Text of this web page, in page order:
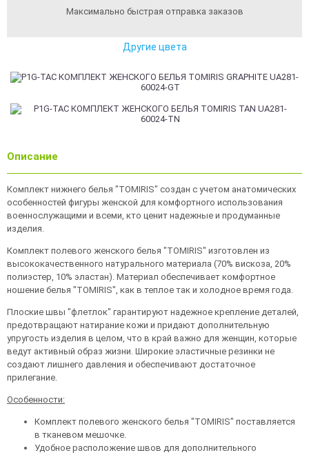
Максимально быстрая отправка заказов
Другие цвета
Описание
Комплект нижнего белья "TOMIRIS" создан с учетом анатомических
особенностей фигуры женской для комфортного использования
военнослужащими и всеми, кто ценит надежные и продуманные
изделия.
Комплект полевого женского белья "TOMIRIS" изготовлен из
высококачественного натурального материала (70% вискоза, 20%
полиэстер, 10% эластан). Материал обеспечивает комфортное
ношение белья "TOMIRIS", как в теплое так и холодное время года.
Плоские швы "флетлок" гарантируют надежное крепление деталей,
предотвращают натирание кожи и придают дополнительную
упругость изделия в целом, что в край важно для женщин, которые
ведут активный образ жизни. Широкие эластичные резинки не
создают лишнего давления и обеспечивают достаточное
прилегание.
Особенности:
Комплект полевого женского белья "TOMIRIS" поставляется
в тканевом мешочке.
Удобное расположение швов для дополнительного